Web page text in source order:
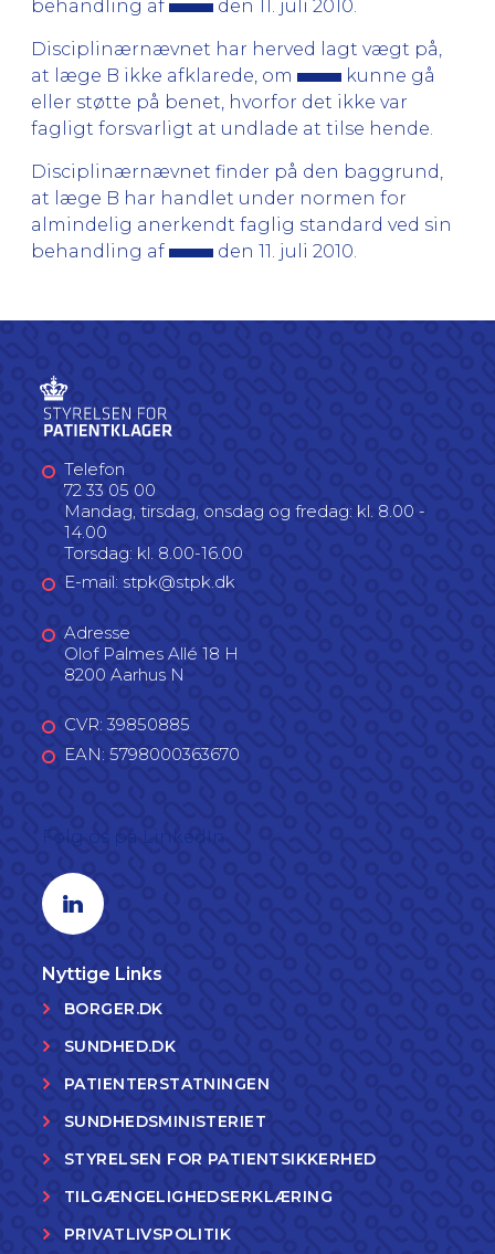
behandling af
den 11. juli 2010.
Disciplinærnævnet har herved lagt vægt på,
at læge B ikke afklarede, om
kunne gå
eller støtte på benet, hvorfor det ikke var
fagligt forsvarligt at undlade at tilse hende.
Disciplinærnævnet finder på den baggrund,
at læge B har handlet under normen for
almindelig anerkendt faglig standard ved sin
behandling af
den 11. juli 2010.
Telefon
72 33 05 00
Mandag, tirsdag, onsdag og fredag: kl. 8.00 -
14.00
Torsdag: kl. 8.00-16.00
E-mail: stpk@stpk.dk
Adresse
Olof Palmes Allé 18 H
8200 Aarhus N
CVR: 39850885
EAN: 5798000363670
Linkedin profil
Nyttige Links
BORGER.DK
SUNDHED.DK
PATIENTERSTATNINGEN
SUNDHEDSMINISTERIET
STYRELSEN FOR PATIENTSIKKERHED
TILGÆNGELIGHEDSERKLÆRING
PRIVATLIVSPOLITIK